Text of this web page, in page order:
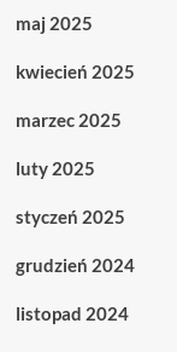
maj 2025
kwiecień 2025
marzec 2025
luty 2025
styczeń 2025
grudzień 2024
listopad 2024